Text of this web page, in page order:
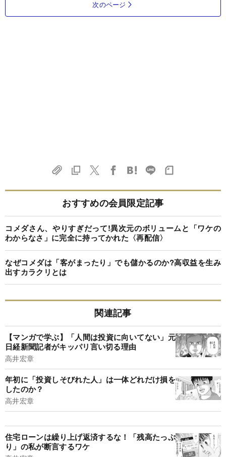
次のページ
おすすめの会員限定記事
コメダさん、やりすぎだって!異次元のボリュームと「ワケの
わからなさ」に完全に持ってかれた〈再配信〉
なぜコメダは「客がまったり」でも儲かるのか?高収益を生み
出すカラクリとは
関連記事
【マンガで学ぶ】「人間は投資に向いてない」元
日経新聞記者がキッパリ言い切る理由
高井宏章
年初に「投資しそびれた人」は一体どれだけ損を
したのか？
高井宏章
住宅ローンは繰り上げ返済するな！「残高たっぷ
り」の私が断言するワケ